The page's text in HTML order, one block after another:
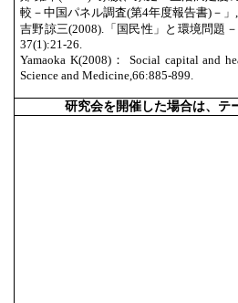
較－中国パネル調査(第4年度報告書)－
吉野諒三(2008).「国民性」と環境問題
37(1):21-26.
Yamaoka K(2008)： Social capital and
Science and Medicine,66:885-899.
研究会を開催した場合は、テ